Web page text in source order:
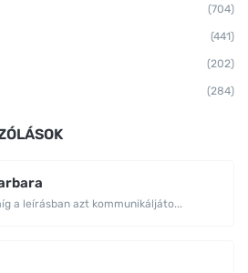
(704)
(441)
(202)
(284)
a leírásban azt kommunikáljáto...